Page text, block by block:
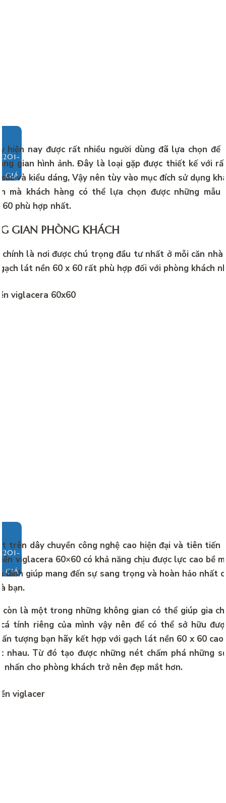
GIÁ
hiện nay được rất nhiều người dùng đã lựa chọn để
gian hình ảnh. Đây là loại gặp được thiết kế với
và kiểu dáng, Vậy nên tùy vào mục đích sử dụng
mà khách hàng có thể lựa chọn được những mẫu
phù hợp nhất.
GIAN PHÒNG KHÁCH
chính là nơi được chú trọng đầu tư nhất ở mỗi căn nhà
lát nền 60 x 60 rất phù hợp đối với phòng khách
GIÁ
trên dây chuyền công nghệ cao hiện đại và tiên tiến
viglacera 60×60 có khả năng chịu được lực cao bề
dính giúp mang đến sự sang trọng và hoàn hảo nhất
bạn.
còn là một trong những không gian có thể giúp gia
tính riêng của mình vậy nên để có thể sở hữu
tượng bạn hãy kết hợp với gạch lát nền 60 x 60 cao
nhau. Từ đó tạo được những nét chấm phá những
nhấn cho phòng khách trở nên đẹp mắt hơn.